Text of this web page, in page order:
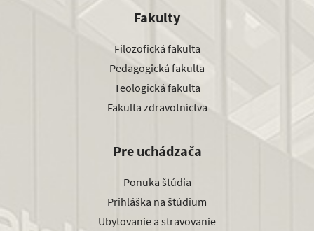
Fakulty
Filozofická fakulta
Pedagogická fakulta
Teologická fakulta
Fakulta zdravotníctva
Pre uchádzača
Ponuka štúdia
Prihláška na štúdium
Ubytovanie a stravovanie